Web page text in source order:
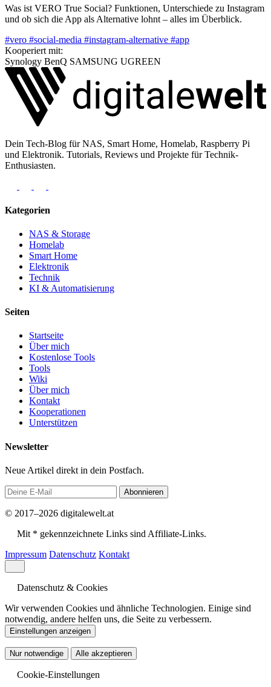
Was ist VERO True Social? Funktionen, Unterschiede zu Instagram
und ob sich die App als Alternative lohnt – alles im Überblick.
#vero #social-media #instagram-alternative #app
Kooperiert mit:
Synology BenQ SAMSUNG UGREEN
Dein Tech-Blog für NAS, Smart Home, Homelab, Raspberry Pi
und Elektronik. Tutorials, Reviews und Projekte für Technik-
Enthusiasten.
Kategorien
NAS & Storage
Homelab
Smart Home
Elektronik
Technik
KI & Automatisierung
Seiten
Startseite
Über mich
Kostenlose Tools
Tools
Wiki
Über mich
Kontakt
Kooperationen
Unterstützen
Newsletter
Neue Artikel direkt in dein Postfach.
Abonnieren
© 2017–2026 digitalewelt.at
Mit * gekennzeichnete Links sind Affiliate-Links.
Impressum Datenschutz Kontakt
Datenschutz & Cookies
Wir verwenden Cookies und ähnliche Technologien. Einige sind
notwendig, andere helfen uns, die Seite zu verbessern.
Einstellungen anzeigen
Nur notwendige Alle akzeptieren
Cookie-Einstellungen